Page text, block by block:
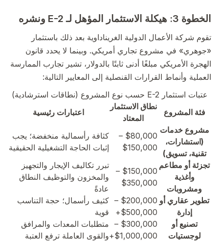
الخطوة 3: هيكلة الاستثمار المؤهل لـ E-2 ونشره
تقوم شركة الأعمال الدولية الغريناداوية بعد ذلك باستثمار
«جوهري» في مشروع تجاري أمريكي. وبينما لا يحدد قانون
الهجرة الأمريكي مبلغًا أدنى ثابتًا بالدولار، تشير تجارب الممارسة
العملية وأنماط القرارات القنصلية إلى المعايير التالية:
عتبات استثمار E-2 حسب نوع المشروع (نطاقات استرشادية)
فئة المشروع
نطاق الاستثمار
المعتاد
اعتبارات رئيسية
مشروع خدمات
(استشارات،
تقنية، تسويق)
$80,000 –
$150,000
كثافة رأسمالية منخفضة؛ يجب
إثبات الحاجة التشغيلية الحقيقية
تجزئة أو مطاعم
وأغذية
ومشروبات
$150,000 –
$350,000
تبرر تكاليف الإيجار والتجهيز
والمخزون والتوظيف النطاق
عادةً
تطوير عقاري أو
إدارة
$200,000 –
$500,000+
كثيف رأسمال؛ حجة التناسب
قوية
تصنيع أو
لوجستيات
$300,000 –
$1,000,000+
متطلبات المعدات والمرافق
والقوى العاملة ترفع العتبة